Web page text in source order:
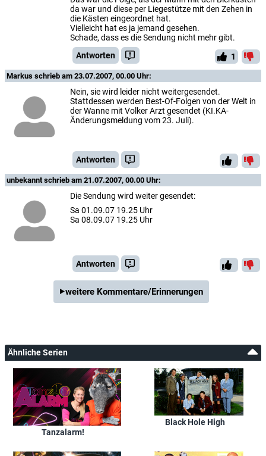
da war und diese per Liegestütze mit den Zehen in
die Kästen eingeordnet hat.
Vielleicht hat es ja jemand gesehen.
Schade, dass es die Sendung nicht mehr gibt.
Antworten
1
Markus schrieb am 23.07.2007, 00.00 Uhr:
Nein, sie wird leider nicht weitergesendet.
Stattdessen werden Best-Of-Folgen von der Welt in
der Wanne mit Volker Arzt gesendet (KI.KA-
Änderungsmeldung vom 23. Juli).
Antworten
unbekanntschrieb am 21.07.2007, 00.00 Uhr:
Die Sendung wird weiter gesendet:
Sa 01.09.07 19.25 Uhr
Sa 08.09.07 19.25 Uhr
Antworten
weitere Kommentare/Erinnerungen
Ähnliche Serien
Tanzalarm!
Black Hole High